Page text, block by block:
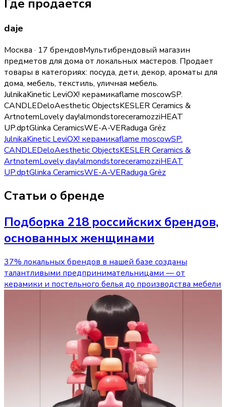
Где продается
daje
Москва · 17 брендовМультибрендовый магазин
предметов для дома от локальных мастеров. Продает
товары в категориях: посуда, дети, декор, ароматы для
дома, мебель, текстиль, уличная мебель.
JulnikaKinetic LeviОХ! керамикаflame moscowSP.
CANDLEDeloAesthetic ObjectsKESLER Ceramics &
ArtnotemLovely day!almondstoreceramozziHEAT
UP.dptGlinka CeramicsWE-A-VERaduga Grёz
JulnikaKinetic LeviОХ! керамикаflame moscowSP.
CANDLEDeloAesthetic ObjectsKESLER Ceramics &
ArtnotemLovely day!almondstoreceramozziHEAT
UP.dptGlinka CeramicsWE-A-VERaduga Grёz
Статьи о бренде
Подборка 218 российских брендов,
основанных женщинами
37% локальных брендов в нашей базе созданы
талантливыми предпринимательницами — от
керамики и постельного белья до производства мебели